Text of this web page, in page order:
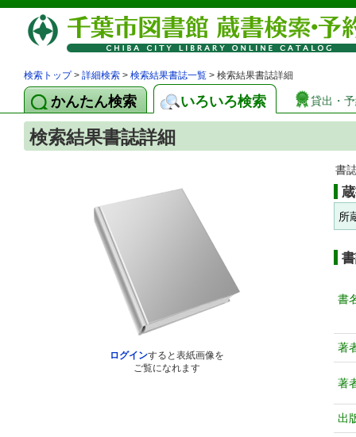
検索トップ> 詳細検索 > 検索結果書誌一覧 > 検索結果書誌詳細
かんたん検索 いろいろ検索 貸出・
検索結果書誌詳細
ログインすると表紙画像を
ご覧になれます
書
所
書
著
著
出